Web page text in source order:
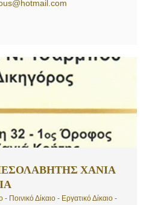
ΧΑΝΙΑ
Ποινικό Δίκαιο - Εργατικό Δίκαιο -